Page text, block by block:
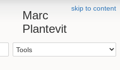
skip to content
Marc
Plantevit